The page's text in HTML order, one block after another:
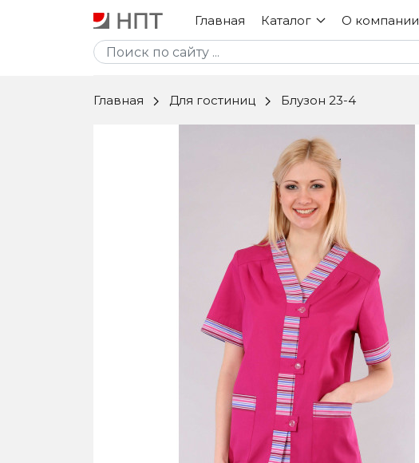
Главная Каталог
Униформа
Ткани, фурнитура
Комплексное
оснащение
О компании
Главная Для гостиниц Блузон 23-4